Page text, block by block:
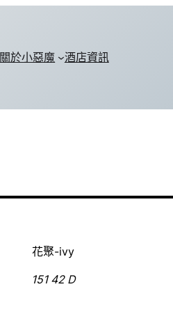
關於小惡魔 酒店資訊
花聚-ivy
151 42 D